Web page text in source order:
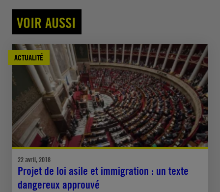
VOIR AUSSI
ACTUALITÉ
22 avril, 2018
Projet de loi asile et immigration : un texte
dangereux approuvé